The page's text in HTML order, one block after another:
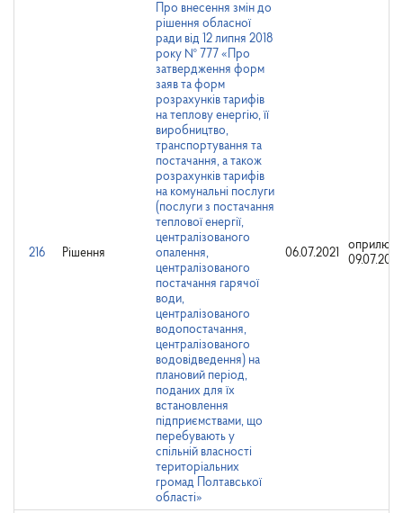
216 Рішення
Про внесення змін до
рішення обласної
ради від 12 липня 2018
року № 777 «Про
затвердження форм
заяв та форм
розрахунків тарифів
на теплову енергію, її
виробництво,
транспортування та
постачання, а також
розрахунків тарифів
на комунальні послуги
(послуги з постачання
теплової енергії,
централізованого
опалення,
централізованого
постачання гарячої
води,
централізованого
водопостачання,
централізованого
водовідведення) на
плановий період,
поданих для їх
встановлення
підприємствами, що
перебувають у
спільній власності
територіальних
громад Полтавської
області»
06.07.2021
09.07.2021